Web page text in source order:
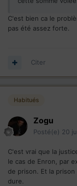
C'est bien ca le
pas été assez forte.
Citer
Habitués
Zogu
Posté(e) 20
C'est vrai que la
le cas de Enron, par
de prison. Et la
dure.